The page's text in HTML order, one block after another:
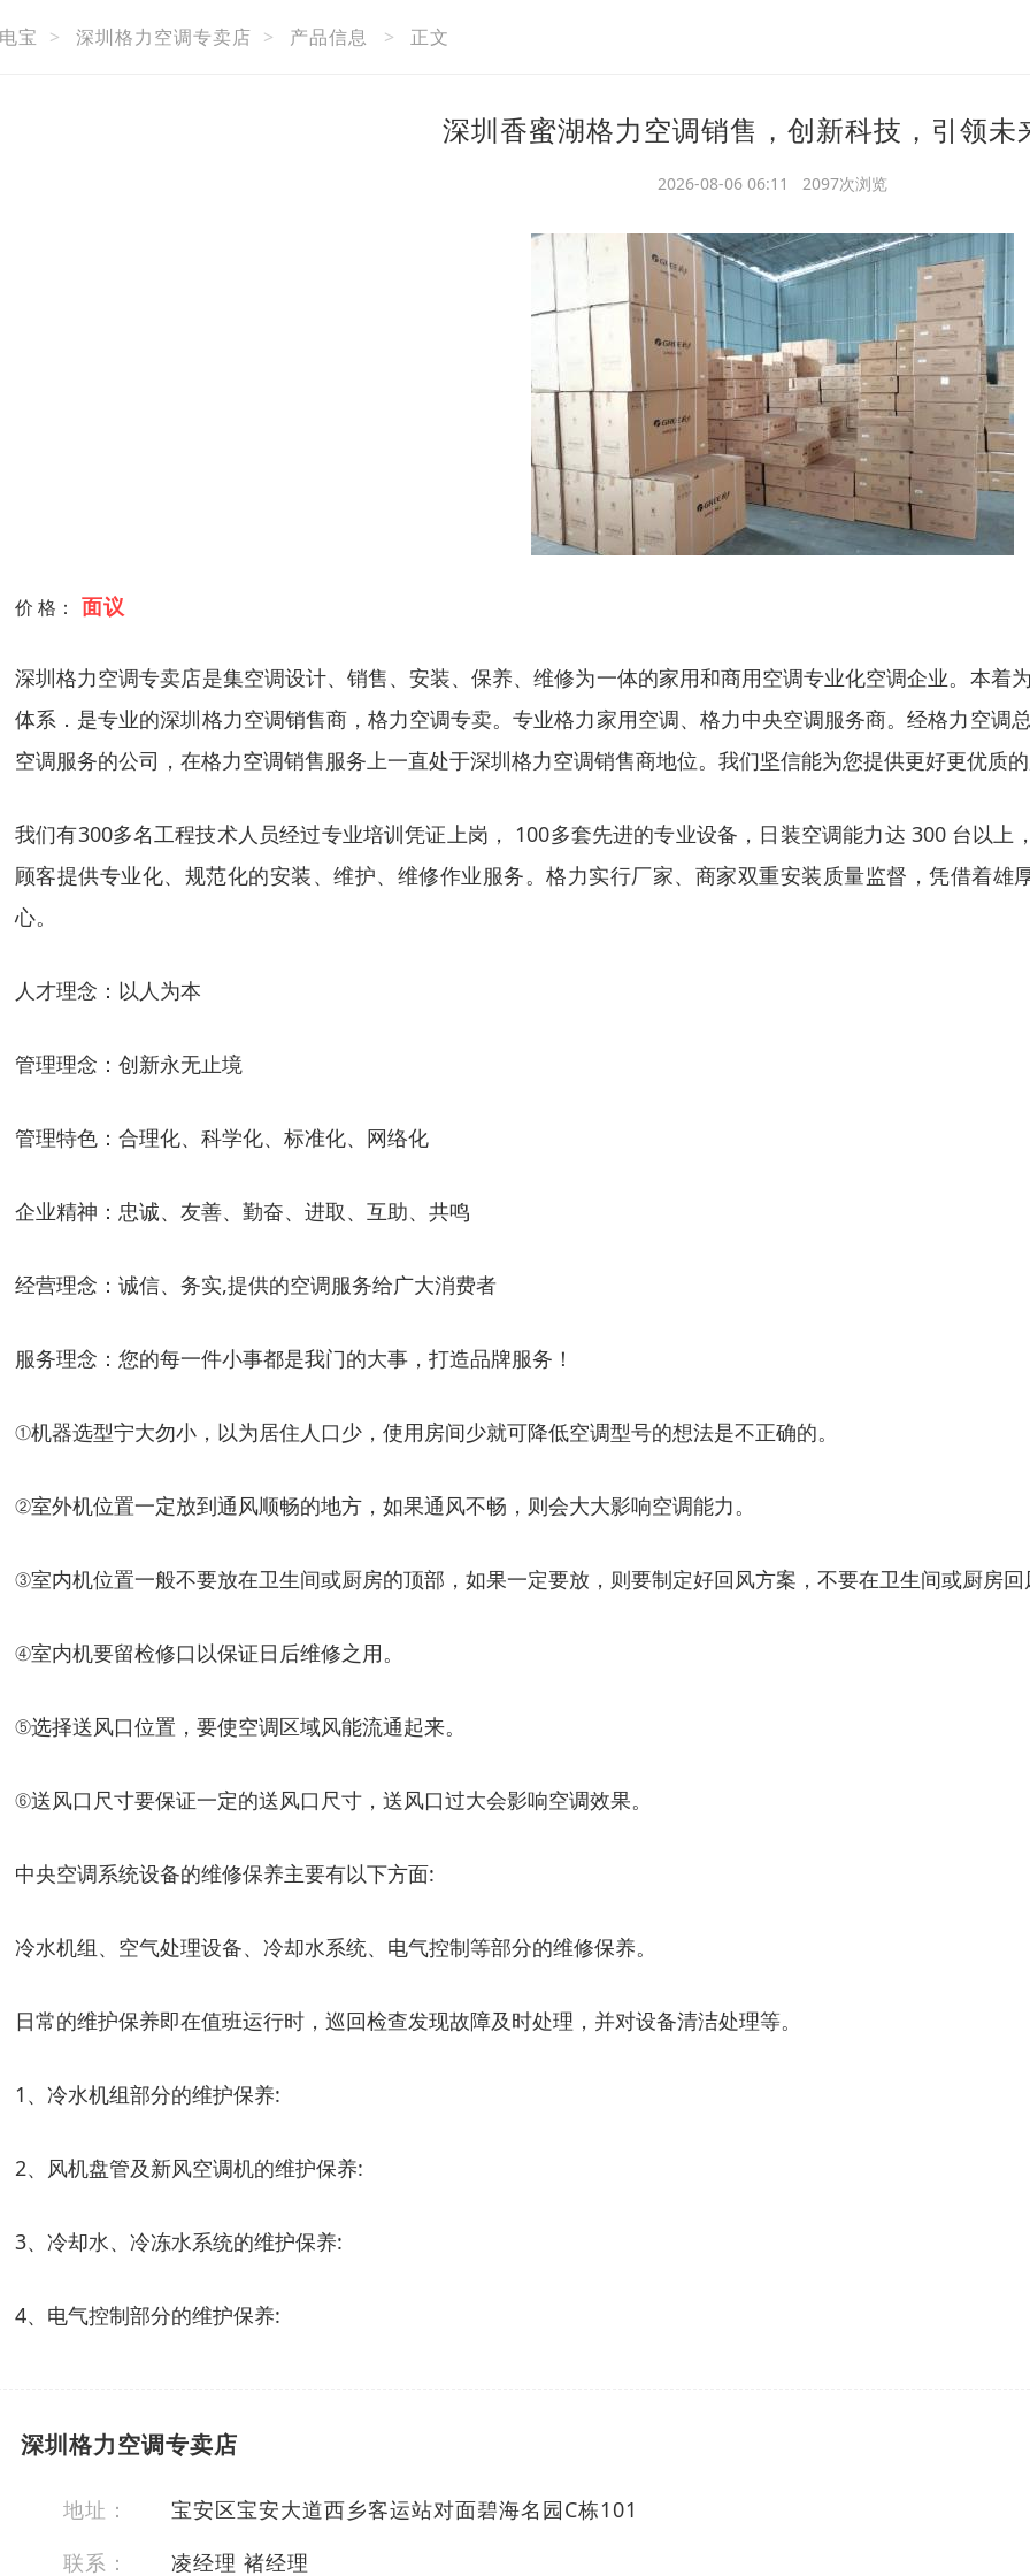
宝 > 深圳格力空调专卖店 > 产品信息 > 正文
深圳香蜜湖格力空调销售，创新科技，引领未
2026-08-06 06:11 2097次浏览
价 格： 面议
深圳格力空调专卖店是集空调设计、销售、安装、保养、维修为一体的家用和商用空调专业化空调企业。本着
体系．是专业的深圳格力空调销售商，格力空调专卖。专业格力家用空调、格力中央空调服务商。经格力空调
空调服务的公司，在格力空调销售服务上一直处于深圳格力空调销售商地位。我们坚信能为您提供更好更优质
我们有300多名工程技术人员经过专业培训凭证上岗， 100多套先进的专业设备，日装空调能力达 300 台以
顾客提供专业化、规范化的安装、维护、维修作业服务。格力实行厂家、商家双重安装质量监督，凭借着
心。
人才理念：以人为本
管理理念：创新永无止境
管理特色：合理化、科学化、标准化、网络化
企业精神：忠诚、友善、勤奋、进取、互助、共鸣
经营理念：诚信、务实,提供的空调服务给广大消费者
服务理念：您的每一件小事都是我门的大事，打造品牌服务！
①机器选型宁大勿小，以为居住人口少，使用房间少就可降低空调型号的想法是不正确的。
②室外机位置一定放到通风顺畅的地方，如果通风不畅，则会大大影响空调能力。
③室内机位置一般不要放在卫生间或厨房的顶部，如果一定要放，则要制定好回风方案，不要在卫生间或厨房回
④室内机要留检修口以保证日后维修之用。
⑤选择送风口位置，要使空调区域风能流通起来。
⑥送风口尺寸要保证一定的送风口尺寸，送风口过大会影响空调效果。
中央空调系统设备的维修保养主要有以下方面:
冷水机组、空气处理设备、冷却水系统、电气控制等部分的维修保养。
日常的维护保养即在值班运行时，巡回检查发现故障及时处理，并对设备清洁处理等。
1、冷水机组部分的维护保养:
2、风机盘管及新风空调机的维护保养:
3、冷却水、冷冻水系统的维护保养:
4、电气控制部分的维护保养:
深圳格力空调专卖店
地址：
宝安区宝安大道西乡客运站对面碧海名园C栋101
联系：
凌经理 褚经理